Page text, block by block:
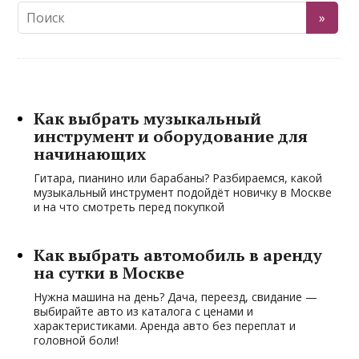
Как выбрать музыкальный
инструмент и оборудование для
начинающих
Гитара, пианино или барабаны? Разбираемся, какой
музыкальный инструмент подойдёт новичку в Москве
и на что смотреть перед покупкой
Как выбрать автомобиль в аренду
на сутки в Москве
Нужна машина на день? Дача, переезд, свидание —
выбирайте авто из каталога с ценами и
характеристиками. Аренда авто без переплат и
головной боли!